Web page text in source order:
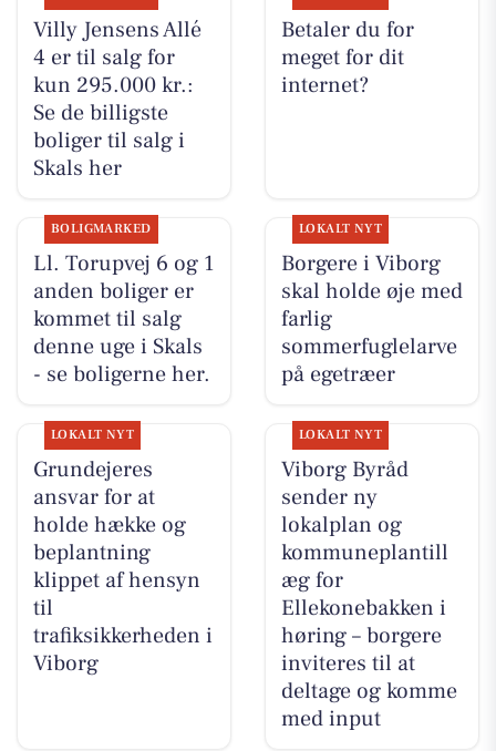
Villy Jensens Allé
4 er til salg for
kun 295.000 kr.:
Se de billigste
boliger til salg i
Skals her
Betaler du for
meget for dit
internet?
BOLIGMARKED
Ll. Torupvej 6 og 1
anden boliger er
kommet til salg
denne uge i Skals
- se boligerne her.
LOKALT NYT
Borgere i Viborg
skal holde øje med
farlig
sommerfuglelarve
på egetræer
LOKALT NYT
Grundejeres
ansvar for at
holde hække og
beplantning
klippet af hensyn
til
trafiksikkerheden i
Viborg
LOKALT NYT
Viborg Byråd
sender ny
lokalplan og
kommuneplantill
æg for
Ellekonebakken i
høring – borgere
inviteres til at
deltage og komme
med input